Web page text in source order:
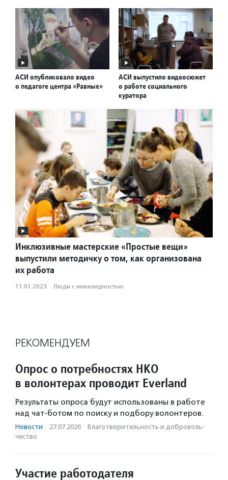
АСИ опубликовало видео
о педагоге центра «Равные»
АСИ выпустило видеосюжет
о работе социального
куратора
Инклюзивные мастерские «Простые вещи»
выпустили методичку о том, как организована
их работа
11.01.2023 · Люди с инвалидностью
РЕКОМЕНДУЕМ
Опрос о потребностях НКО
в волонтерах проводит Everland
Результаты опроса будут использованы в работе
над чат-ботом по поиску и подбору волонтеров.
Новости · 27.07.2026 · Благотвори­тель­ность и доброволь­
чест­во
Участие работодателя